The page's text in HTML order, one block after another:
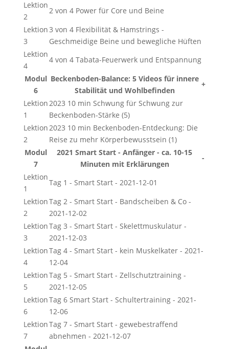
Lektion
2
2 von 4 Power für Core und Beine
Lektion
3
3 von 4 Flexibilität & Hamstrings -
Geschmeidige Beine und bewegliche Hüften
Lektion
4
4 von 4 Tabata-Feuerwerk und Entspannung
Modul
6
Beckenboden-Balance: 5 Videos für innere
Stabilität und Wohlbefinden
+
Lektion
1
2023 10 min Schwung für Schwung zur
Beckenboden-Stärke (5)
Lektion
2
2023 10 min Beckenboden-Entdeckung: Die
Reise zu mehr Körperbewusstsein (1)
Modul
7
2021 Smart Start - Anfänger - ca. 10-15
Minuten mit Erklärungen
-
Lektion
1
Tag 1 - Smart Start - 2021-12-01
Lektion
2
Tag 2 - Smart Start - Bandscheiben & Co -
2021-12-02
Lektion
3
Tag 3 - Smart Start - Skelettmuskulatur -
2021-12-03
Lektion
4
Tag 4 - Smart Start - kein Muskelkater - 2021-
12-04
Lektion
5
Tag 5 - Smart Start - Zellschutztraining -
2021-12-05
Lektion
6
Tag 6 Smart Start - Schultertraining - 2021-
12-06
Lektion
7
Tag 7 - Smart Start - gewebestraffend
abnehmen - 2021-12-07